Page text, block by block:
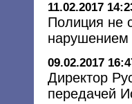
11.02.2017
Полиция не
нарушением
09.02.2017
Директор
передачей